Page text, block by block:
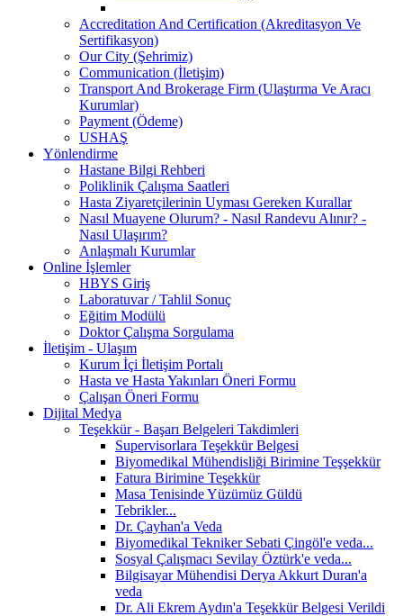
Accreditation And Certification (Akreditasyon Ve
Sertifikasyon)
Our City (Şehrimiz)
Communication (İletişim)
Transport And Brokerage Firm (Ulaştırma Ve Aracı
Kurumlar)
Payment (Ödeme)
USHAŞ
Yönlendirme
Hastane Bilgi Rehberi
Poliklinik Çalışma Saatleri
Hasta Ziyaretçilerinin Uyması Gereken Kurallar
Nasıl Muayene Olurum? - Nasıl Randevu Alınır? -
Nasıl Ulaşırım?
Anlaşmalı Kurumlar
Online İşlemler
HBYS Giriş
Laboratuvar / Tahlil Sonuç
Eğitim Modülü
Doktor Çalışma Sorgulama
İletişim - Ulaşım
Kurum İçi İletişim Portalı
Hasta ve Hasta Yakınları Öneri Formu
Çalışan Öneri Formu
Dijital Medya
Teşekkür - Başarı Belgeleri Takdimleri
Supervisorlara Teşekkür Belgesi
Biyomedikal Mühendisliği Birimine Teşşekkür
Fatura Birimine Teşekkür
Masa Tenisinde Yüzümüz Güldü
Tebrikler...
Dr. Çayhan'a Veda
Biyomedikal Tekniker Sebati Çingöl'e veda...
Sosyal Çalışmacı Sevilay Öztürk'e veda...
Bilgisayar Mühendisi Derya Akkurt Duran'a
veda
Dr. Ali Ekrem Aydın'a Teşekkür Belgesi Verildi